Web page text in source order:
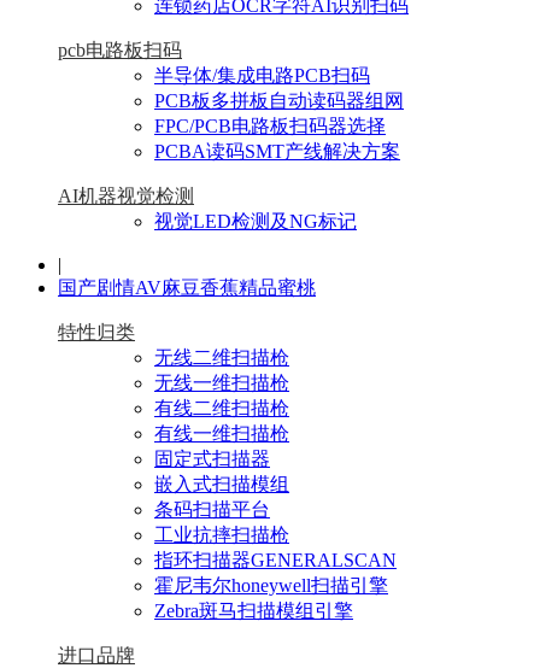
连锁药店OCR字符AI识别扫码
pcb电路板扫码
半导体/集成电路PCB扫码
PCB板多拼板自动读码器组网
FPC/PCB电路板扫码器选择
PCBA读码SMT产线解决方案
AI机器视觉检测
视觉LED检测及NG标记
|
国产剧情AV麻豆香蕉精品蜜桃
特性归类
无线二维扫描枪
无线一维扫描枪
有线二维扫描枪
有线一维扫描枪
固定式扫描器
嵌入式扫描模组
条码扫描平台
工业抗摔扫描枪
指环扫描器GENERALSCAN
霍尼韦尔honeywell扫描引擎
Zebra斑马扫描模组引擎
进口品牌